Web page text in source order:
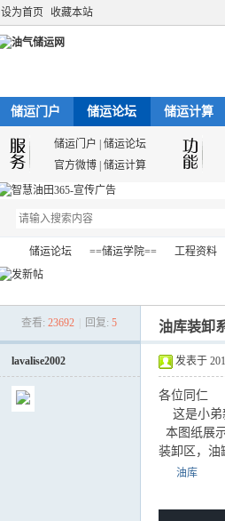
设为首页 收藏本站
储运门户 储运论坛 储运计算
储运门户 储运论坛
官方微博 储运计算
储运论坛
›
==储运学院==
›
工程资料
›
查看: 23692 回复: 5 油库装卸
lavalise2002 发表于
各位同仁
这是小弟
本图纸展
装卸区，油
油库